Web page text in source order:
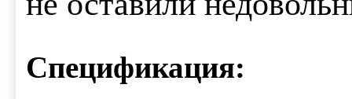
Спецификация: